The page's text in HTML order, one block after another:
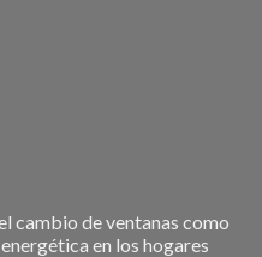
cambio de ventanas como
en los hogares